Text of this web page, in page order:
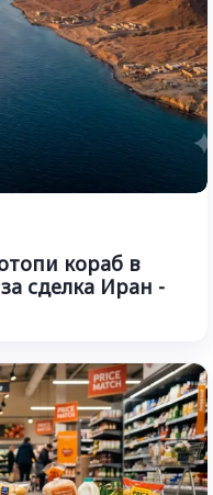
кораб в
сделка Иран -